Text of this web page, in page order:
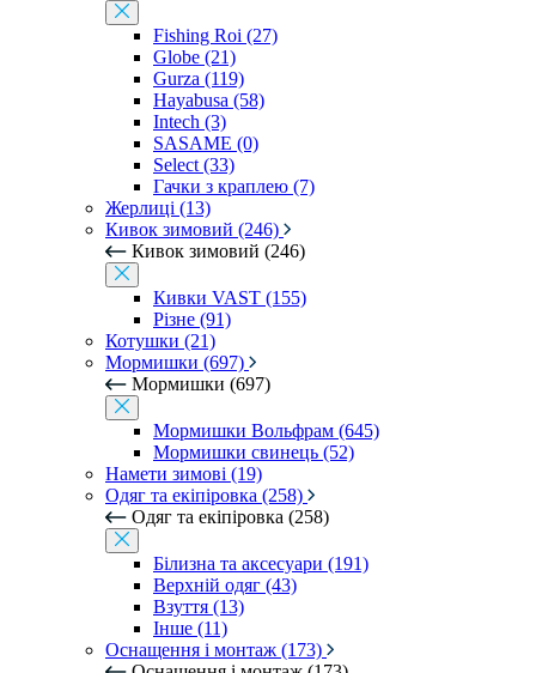
Fishing Roi (27)
Globe (21)
Gurza (119)
Hayabusa (58)
Intech (3)
SASAME (0)
Select (33)
Гачки з краплею (7)
Жерлиці (13)
Кивок зимовий (246)
Кивок зимовий (246)
Кивки VAST (155)
Різне (91)
Котушки (21)
Мормишки (697)
Мормишки (697)
Мормишки Вольфрам (645)
Мормишки свинець (52)
Намети зимові (19)
Одяг та екіпіровка (258)
Одяг та екіпіровка (258)
Білизна та аксесуари (191)
Верхній одяг (43)
Взуття (13)
Інше (11)
Оснащення і монтаж (173)